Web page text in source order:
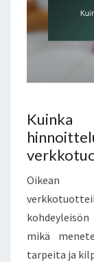
Oikean
mikä
tarpeita ja